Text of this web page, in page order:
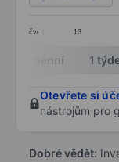
čvc 13
End of
Intradenní 1
Otevřete si
nástrojům pro
Dobré vědět: